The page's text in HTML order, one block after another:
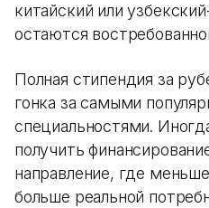
китайский или
остаются
Полная стипендия за
гонка за самыми
специальностями.
получить
направление, где
больше реальной